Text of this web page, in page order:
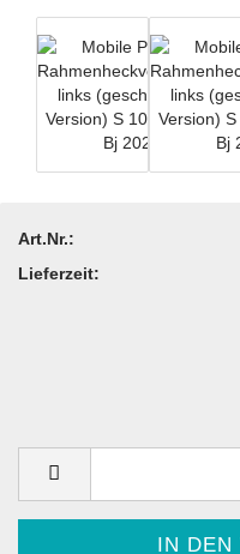
Art.Nr.:
Lieferzeit: